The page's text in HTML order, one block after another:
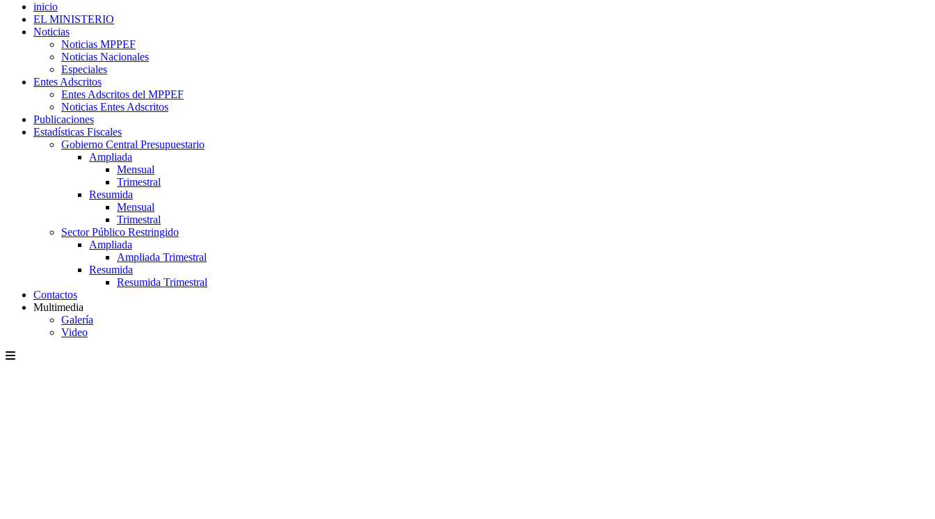
inicio
EL MINISTERIO
Noticias
Noticias MPPEF
Noticias Nacionales
Especiales
Entes Adscritos
Entes Adscritos del MPPEF
Noticias Entes Adscritos
Publicaciones
Estadísticas Fiscales
Gobierno Central Presupuestario
Ampliada
Mensual
Trimestral
Resumida
Mensual
Trimestral
Sector Público Restringido
Ampliada
Ampliada Trimestral
Resumida
Resumida Trimestral
Contactos
Multimedia
Galería
Video